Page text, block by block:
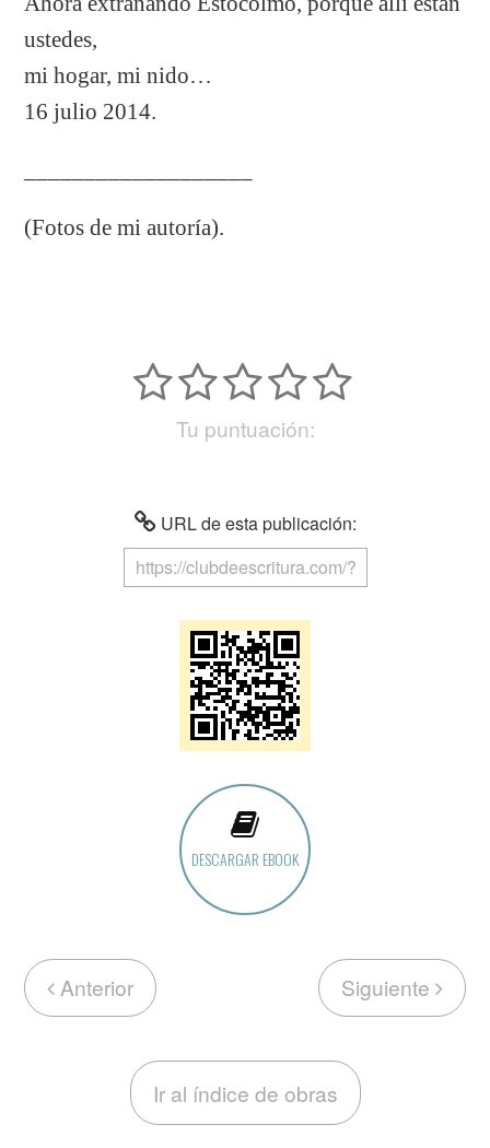
ustedes,
mi hogar, mi nido…
16 julio 2014.
(Fotos de mi autoría).
Tu puntuación:
URL de esta publicación:
DESCARGAR EBOOK
Anterior Siguiente
Ir al índice de obras